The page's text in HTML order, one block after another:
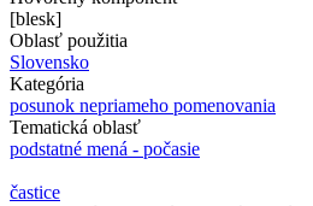
[blesk]
Oblasť použitia
Slovensko
Kategória
posunok nepriameho pomenovania
Tematická oblasť
podstatné mená - počasie
častice